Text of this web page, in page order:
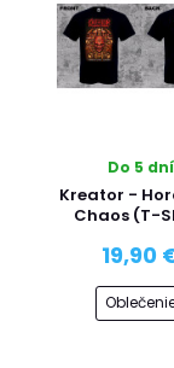
Do 5 dní
Kreator -
Chaos (T-
19,90